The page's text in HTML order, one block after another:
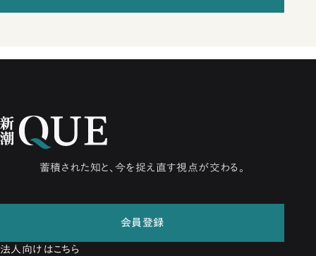
蓄積された知と、今を捉え直す視点が交わる。
会員登録
法人向けはこちら